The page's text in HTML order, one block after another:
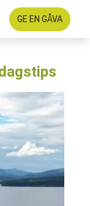
GE EN GÅVA